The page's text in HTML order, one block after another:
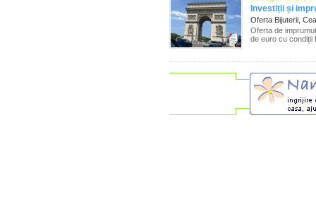
Investiții și
Oferta Bijuterii,
Oferta de
de euro cu condiții